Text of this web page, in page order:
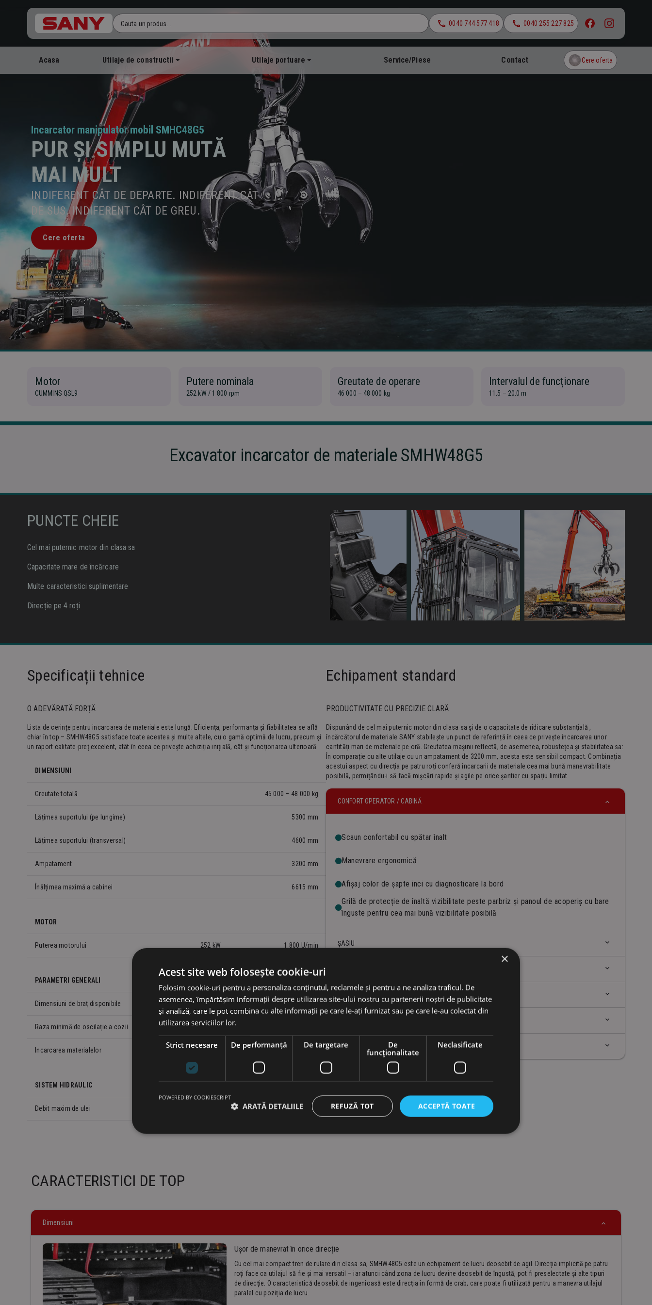
Cauta un produs... 0040 744 577 418 0040 255 227 825
Acasa Utilaje de constructii Utilaje portuare Service/Piese Contact Cere oferta
Incarcator manipulator mobil SMHC48G5
PUR ȘI SIMPLU MUTĂ
MAI MULT
INDIFERENT CÂT DE DEPARTE. INDIFERENT CÂT
DE SUS. INDIFERENT CÂT DE GREU.
Cere oferta
Motor
CUMMINS QSL9
Putere nominala
252 kW / 1 800 rpm
Greutate de operare
46 000 – 48 000 kg
Intervalul de funcționare
11.5 – 20.0 m
Excavator incarcator de materiale SMHW48G5
PUNCTE CHEIE
Cel mai puternic motor din clasa sa
Capacitate mare de încărcare
Multe caracteristici suplimentare
Direcție pe 4 roți
Specificații tehnice
O ADEVĂRATĂ FORȚĂ
Lista de cerințe pentru incarcarea de materiale este lungă. Eficiența, performanța și fiabilitatea se află
chiar în top – SMHW48G5 satisface toate acestea și multe altele, cu o gamă optimă de lucru, precum și
un raport calitate-preț excelent, atât în ceea ce privește achiziția inițială, cât și funcționarea ulterioară.
DIMENSIUNI
Greutate totală 45 000 – 48 000 kg
Lățimea suportului (pe lungime) 5300 mm
Lățimea suportului (transversal) 4600 mm
Ampatament 3200 mm
Înălțimea maximă a cabinei 6615 mm
MOTOR
Puterea motorului 252 kW 1 800 U/min
PARAMETRI GENERALI
Dimensiuni de braț disponibile 11,5 – 20,0 m
Raza minimă de oscilație a cozii
Incarcarea materialelor până la 520
SISTEM HIDRAULIC
Debit maxim de ulei 696 l/min
Echipament standard
PRODUCTIVITATE CU PRECIZIE CLARĂ
Dispunând de cel mai puternic motor din clasa sa și de o capacitate de ridicare substanțială ,
încărcătorul de materiale SANY stabilește un punct de referință în ceea ce privește incarcarea unor
cantități mari de materiale pe oră. Greutatea mașinii reflectă, de asemenea, robustețea și stabilitatea sa:
În comparație cu alte utilaje cu un ampatament de 3200 mm, acesta este sensibil compact. Combinația
acestui aspect cu direcția pe patru roți conferă incarcarii de materiale cea mai bună manevrabilitate
posibilă, permițându-i să facă mișcări rapide și agile pe orice șantier cu spațiu limitat.
CONFORT OPERATOR / CABINĂ
Scaun confortabil cu spătar înalt
Manevrare ergonomică
Afișaj color de șapte inci cu diagnosticare la bord
Grilă de protecție de înaltă vizibilitate peste parbriz și panoul de acoperiș cu bare
înguste pentru cea mai bună vizibilitate posibilă
ȘASIU
Acces ușor la zona motorului și a sistemului hidraulic pentru întreținere
Balustradă circumferențială și trepte antiderapante
Foarte agil, cu direcție pe patru roți
MOTOR
Filtre de aer cu pre-filtru și filtru principal și element de siguranță
Faruri de lucru cu LED: Patru pe acoperișul cabinei, două pe braț, două pe macara,
două pe contragreutate.
Două lumini de serviciu pe partea din spate a acoperișului cabinei
SISTEM HIDRAULIC
Detectarea sarcinii cu control al presiunii și debitului
Supape de siguranță în caz de spargere a țevilor pe cilindrii brațului și ai macaralei
CARACTERISTICI DE TOP
Dimensiuni
Ușor de manevrat în orice direcție
Cu cel mai compact tren de rulare din clasa sa, SMHW48G5 este un echipament de lucru deosebit de agil. Direcția implicită pe patru
roți face ca utilajul să fie și mai versatil – iar atunci când zona de lucru devine deosebit de îngustă, pot fi preselectate și alte tipuri
de direcție. O caracteristică deosebit de ingenioasă este direcția în formă de crab, care poate fi utilizată pentru a manevra utilajul
paralel cu poziția de lucru.
×
Acest site web folosește cookie-uri
Folosim cookie-uri pentru a personaliza conținutul, reclamele și pentru a ne analiza traficul. De
asemenea, împărtășim informații despre utilizarea site-ului nostru cu partenerii noștri de publicitate
și analiză, care le pot combina cu alte informații pe care le-ați furnizat sau pe care le-au colectat din
utilizarea serviciilor lor.
Strict necesare De performanță De targetare
De
funcţionalitate
Neclasificate
ACCEPTĂ TOATE
REFUZĂ TOT
ARATĂ DETALIILE
POWERED BY COOKIESCRIPT